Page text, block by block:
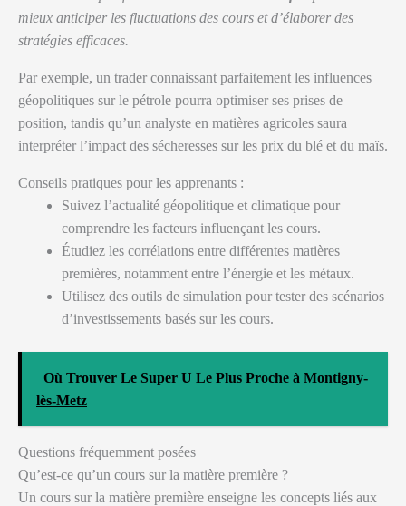
mieux anticiper les fluctuations des cours et d’élaborer des
stratégies efficaces.
Par exemple, un trader connaissant parfaitement les influences
géopolitiques sur le pétrole pourra optimiser ses prises de
position, tandis qu’un analyste en matières agricoles saura
interpréter l’impact des sécheresses sur les prix du blé et du maïs.
Conseils pratiques pour les apprenants :
Suivez l’actualité géopolitique et climatique pour
comprendre les facteurs influençant les cours.
Étudiez les corrélations entre différentes matières
premières, notamment entre l’énergie et les métaux.
Utilisez des outils de simulation pour tester des scénarios
d’investissements basés sur les cours.
Où Trouver Le Super U Le Plus Proche à Montigny-
lès-Metz
Questions fréquemment posées
Qu’est-ce qu’un cours sur la matière première ?
Un cours sur la matière première enseigne les concepts liés aux